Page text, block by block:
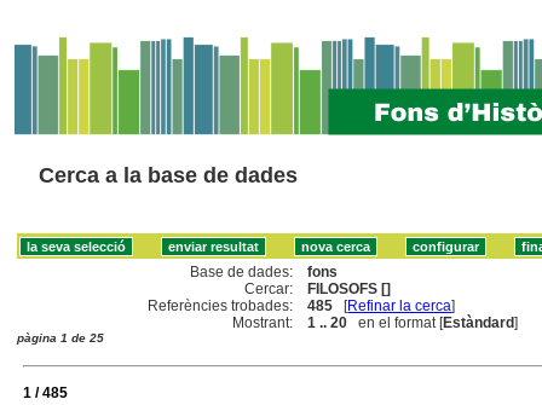
Cerca a la base de dades
Base de dades:
fons
Cercar:
FILOSOFS []
Referències trobades:
485 [Refinar la cerca]
Mostrant:
1 .. 20 en el format [Estàndard]
pàgina 1 de 25
1 / 485